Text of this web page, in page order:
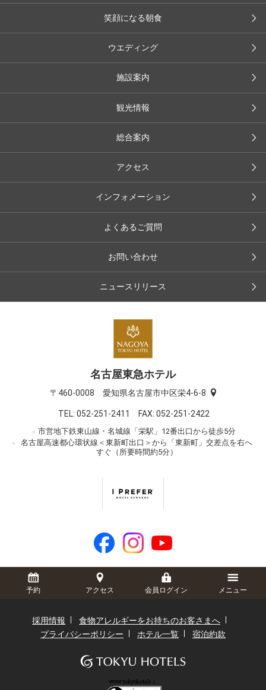
笑顔になる朝食
ウエディング
施設案内
観光情報
総合案内
アクセス
インフォメーション
よくあるご質問
お問い合わせ
ニュースリリース
名古屋東急ホテル
〒460-0008 愛知県名古屋市中区栄4-6-8
TEL: 052-251-2411 FAX: 052-251-2422
市営地下鉄東山線・名城線「栄駅」12番出口から徒歩5分
名古屋高速都心環状線＜東新町出口＞から「東新町」交差点を右へ
すぐ（所要時間約5分）
予約 アクセス 会員ログイン メニュー
採用情報
食物アレルギーをお持ちのお客さまへ
プライバシーポリシー
ホテル一覧 宿泊約款